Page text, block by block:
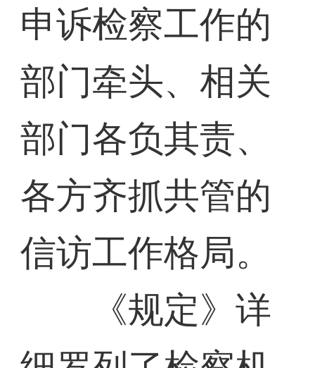
申诉检察工作的
部门牵头、相关
部门各负其责、
各方齐抓共管的
信访工作格局。
《规定》详